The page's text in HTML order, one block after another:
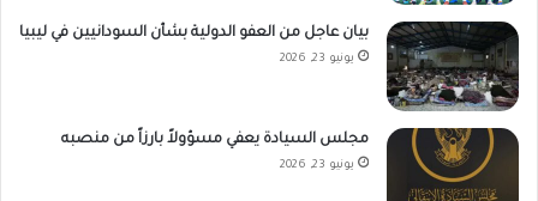
بيان عاجل من العفو الدولية بشأن السودانيين في ليبيا
يونيو 23, 2026
مجلس السيادة يعفي مسؤولاً بارزاً من منصبه
يونيو 23, 2026